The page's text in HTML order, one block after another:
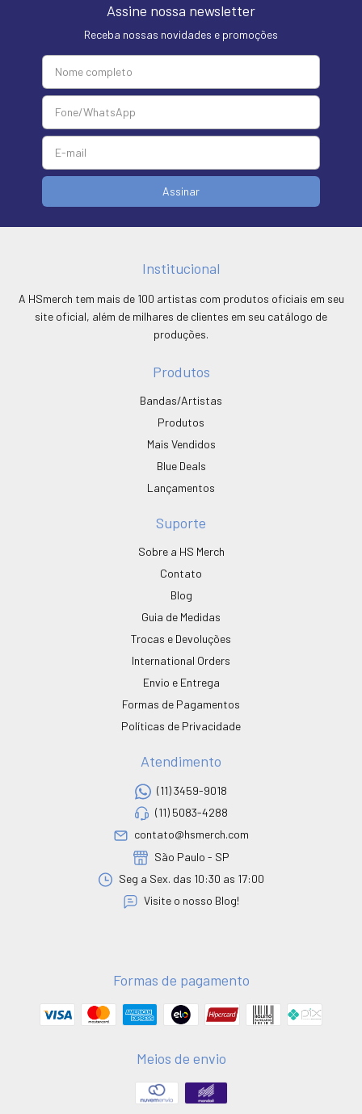
Assine nossa newsletter
Receba nossas novidades e promoções
Institucional
A HSmerch tem mais de 100 artistas com produtos oficiais em seu
site oficial, além de milhares de clientes em seu catálogo de
produções.
Produtos
Bandas/Artistas
Produtos
Mais Vendidos
Blue Deals
Lançamentos
Suporte
Sobre a HS Merch
Contato
Blog
Guia de Medidas
Trocas e Devoluções
International Orders
Envio e Entrega
Formas de Pagamentos
Políticas de Privacidade
Atendimento
(11) 3459-9018
(11) 5083-4288
contato@hsmerch.com
São Paulo - SP
Seg a Sex. das 10:30 as 17:00
Visite o nosso Blog!
Formas de pagamento
Meios de envio